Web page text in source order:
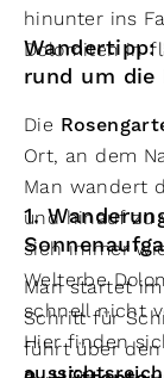
hinunter ins
Dolomiten in
Wandertipp:
rund um die
Die
Ort, an dem
Man wandert
und hinauf zu
sich immer
Welterbe
schnell nicht
Hier finden
1.
Man startet
Schritt für
führt über